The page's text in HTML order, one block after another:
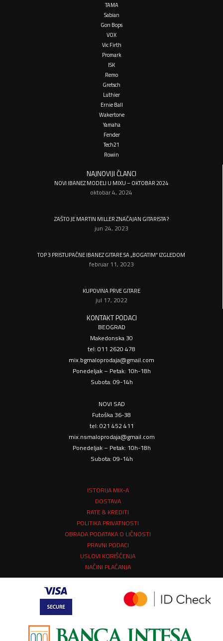
TAMA
Sabian
Gon Bops
VOX
Vic Firth
Promark
ISK
Remo
Gretsch
Luthier
Ernie Ball
Wakertone
Yamaha
Fender
Tech21
Rowin
NAJNOVIJI ČLANCI
NOVI IBANEZ MODELI U MIXU – OKTOBAR 2024
oktobar 4, 2024
ZAŠTO JE MARTIN MILLER ZNAČAJAN GITARISTA?
jun 24, 2023
TOP 3 PRISTUPAČNE IBANEZ GITARE SA „BOGATIM“ IZGLEDOM
februar 11, 2023
KUPOVINA PRVE GITARE
jul 17, 2022
KONTAKT PODACI
BEOGRAD
Makedonska 30
tel: 011 2620 478
mix.bgmaloprodaja@gmail.com
Ponedeljak – Petak: 10h-18h
Subota: 09-14h
NOVI SAD
Futoška 36-38
tel: 021 452 411
mix.nsmaloprodaja@gmail.com
Ponedeljak – Petak: 10h-18h
Subota: 09-14h
ISTORIJA MIX-A
DOSTAVA
RATE & KREDITI
POLITIKA PRIVATNOSTI
OBRADA PODATAKA O LIČNOSTI
PRAVNI PODACI
USLOVI KORIŠĆENJA
NAČINI PLAĆANJA